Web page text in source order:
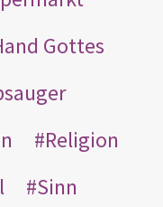
Gottes
Religion
Sinn